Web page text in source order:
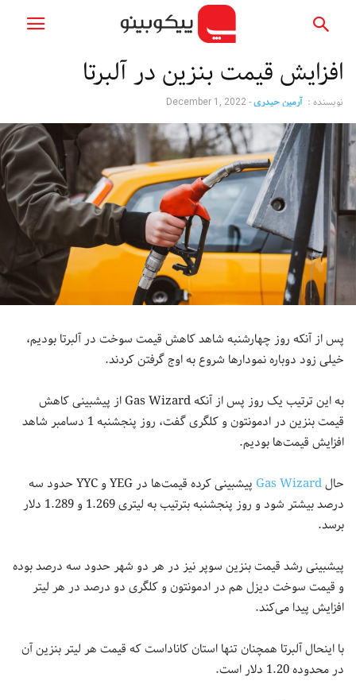
افزایش قیمت بنزین در آلبرتا
نویسنده : آرمین حیدری-
December 1, 2022
پس از آنکه روز چهارشنبه شاهد کاهش قیمت سوخت در آلبرتا بودیم،
خیلی زود دوباره نمودارها شروع به اوج گرفتن کردند.
به این ترتیب یک روز پس از آنکه Gas Wizard از پیشبینی کاهش
قیمت بنزین در ادمونتون و کلگری گفت، روز پنجشنبه 1 دسامبر شاهد
افزایش قیمت‌ها بودیم.
حالGas Wizard
پیشبینی کرده قیمت‌ها در YEG و YYC حدود سه
درصد بیشتر شود و روز پنجشنبه بترتیب به لیتری 1.269 و 1.289 دلار
برسد.
پیشبینی رشد قیمت بنزین سوپر نیز در هر دو شهر حدود سه درصد بوده
و قیمت سوخت دیزل هم در ادمونتون و کلگری دو درصد در هر لیتر
افزایش پیدا می‌کند.
با اینحال آلبرتا همچنان تنها استان کاناداست که قیمت هر لیتر بنزین آن
در محدوده 1.20 دلار است.